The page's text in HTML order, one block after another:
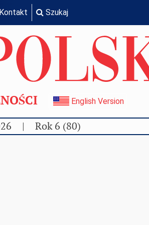
Kontakt Szukaj
English Version
| Rok 6 (80)